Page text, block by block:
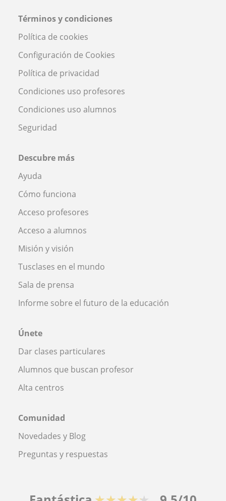
Términos y condiciones
Política de cookies
Configuración de Cookies
Política de privacidad
Condiciones uso profesores
Condiciones uso alumnos
Seguridad
Descubre más
Ayuda
Cómo funciona
Acceso profesores
Acceso a alumnos
Misión y visión
Tusclases en el mundo
Sala de prensa
Informe sobre el futuro de la educación
Únete
Dar clases particulares
Alumnos que buscan profesor
Alta centros
Comunidad
Novedades y Blog
Preguntas y respuestas